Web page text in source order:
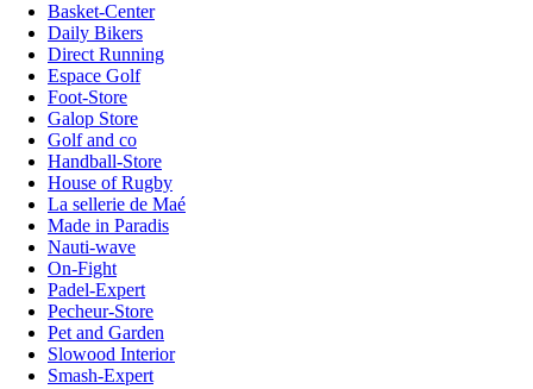
Basket-Center
Daily Bikers
Direct Running
Espace Golf
Foot-Store
Galop Store
Golf and co
Handball-Store
House of Rugby
La sellerie de Maé
Made in Paradis
Nauti-wave
On-Fight
Padel-Expert
Pecheur-Store
Pet and Garden
Slowood Interior
Smash-Expert